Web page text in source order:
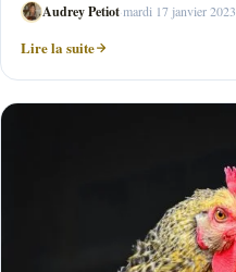
Audrey Petiot·mardi 17 janvier 2023
Lire la suite